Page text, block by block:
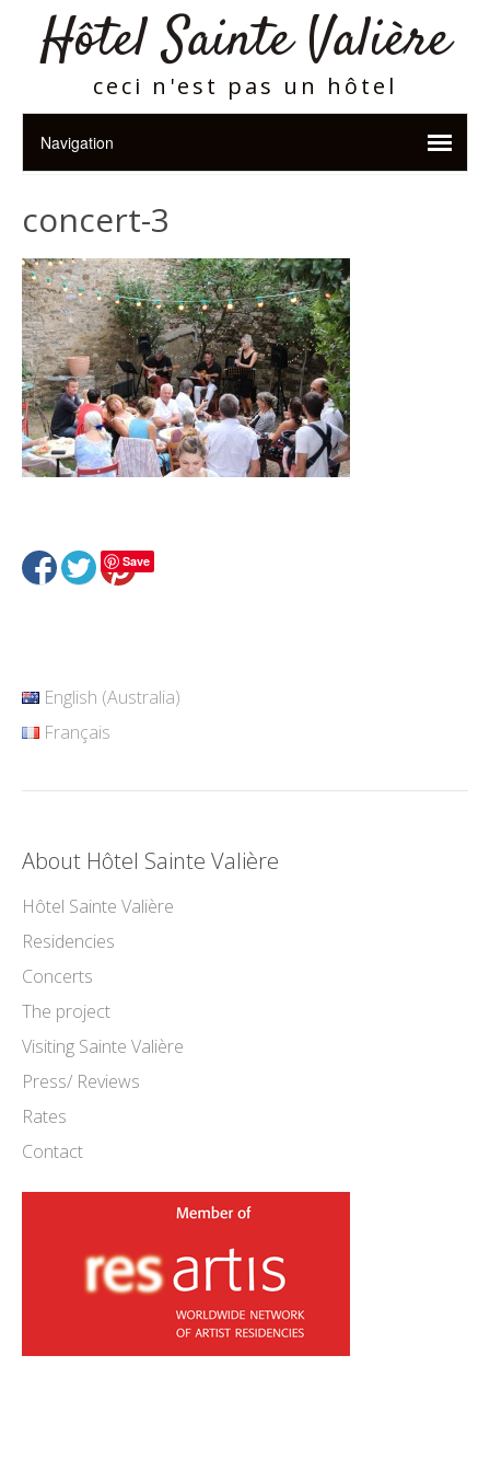
Hôtel Sainte Valière
ceci n'est pas un hôtel
concert-3
Save
English (Australia)
Français
About Hôtel Sainte Valière
Hôtel Sainte Valière
Residencies
Concerts
The project
Visiting Sainte Valière
Press/ Reviews
Rates
Contact